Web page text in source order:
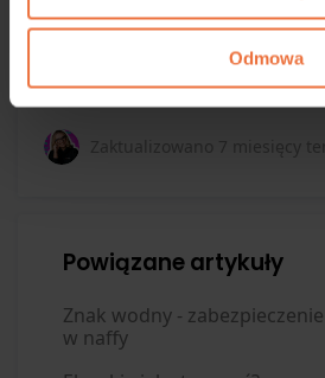
Odmowa
Zaktualizowano 7 miesięcy
Powiązane artykuły
Znak wodny -
w naffy